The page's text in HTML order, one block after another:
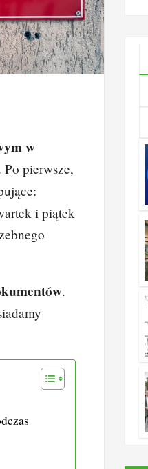
w
pierwsze,
i piątek
.
ncje i
a dla